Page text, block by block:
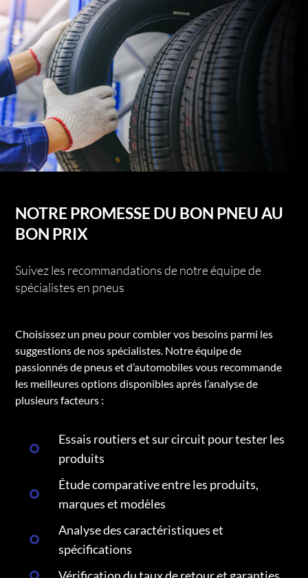
NOTRE PROMESSE DU BON PNEU AU
BON PRIX
Suivez les recommandations de notre équipe de
spécialistes en pneus
Choisissez un pneu pour combler vos besoins parmi les
suggestions de nos spécialistes. Notre équipe de
passionnés de pneus et d’automobiles vous recommande
les meilleures options disponibles après l’analyse de
plusieurs facteurs :
Essais routiers et sur circuit pour tester les
produits
Étude comparative entre les produits,
marques et modèles
Analyse des caractéristiques et
spécifications